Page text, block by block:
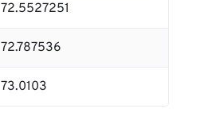
72.5527251
72.787536
73.0103